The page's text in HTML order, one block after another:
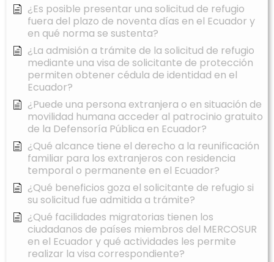
¿Es posible presentar una solicitud de refugio
fuera del plazo de noventa días en el Ecuador y
en qué norma se sustenta?
¿La admisión a trámite de la solicitud de refugio
mediante una visa de solicitante de protección
permiten obtener cédula de identidad en el
Ecuador?
¿Puede una persona extranjera o en situación de
movilidad humana acceder al patrocinio gratuito
de la Defensoría Pública en Ecuador?
¿Qué alcance tiene el derecho a la reunificación
familiar para los extranjeros con residencia
temporal o permanente en el Ecuador?
¿Qué beneficios goza el solicitante de refugio si
su solicitud fue admitida a trámite?
¿Qué facilidades migratorias tienen los
ciudadanos de países miembros del MERCOSUR
en el Ecuador y qué actividades les permite
realizar la visa correspondiente?